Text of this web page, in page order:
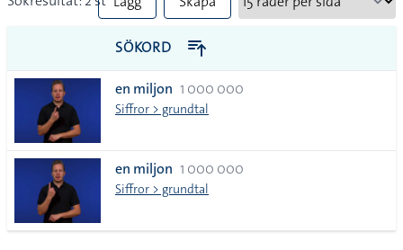
till
alla i
lista
PDF
SÖKORD
en miljon 1 000 000
Siffror > grundtal
en miljon 1 000 000
Siffror > grundtal